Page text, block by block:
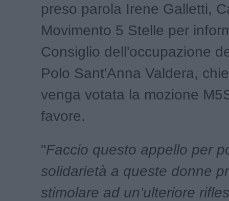
preso parola Irene Galletti,
Movimento 5 Stelle per
Consiglio dell'occupazione
Polo Sant'Anna Valdera,
venga votata la mozione
favore.
"Faccio questo appello per
solidarietà a queste donne
stimolare ad un’ulteriore